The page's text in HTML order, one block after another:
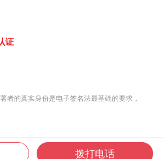
证
者的真实身份是电子签名法最基础的要求，
拨打电话